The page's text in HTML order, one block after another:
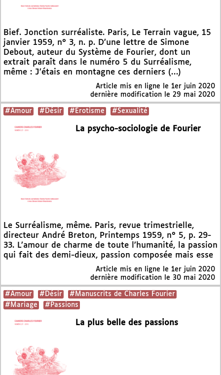
Bief. Jonction surréaliste. Paris, Le Terrain vague, 15
janvier 1959, n° 3, n. p. D’une lettre de Simone
Debout, auteur du Système de Fourier, dont un
extrait paraît dans le numéro 5 du Surréalisme,
même : J’étais en montagne ces derniers (…)
Article mis en ligne le 1er juin 2020
dernière modification le 29 mai 2020
#Amour #Désir #Erotisme #Sexualité
La psycho-sociologie de Fourier
Le Surréalisme, même. Paris, revue trimestrielle,
directeur André Breton, Printemps 1959, n° 5, p. 29-
33. L’amour de charme de toute l’humanité, la passion
qui fait des demi-dieux, passion composée mais esse
Article mis en ligne le 1er juin 2020
dernière modification le 30 mai 2020
#Amour #Désir
#Manuscrits de Charles Fourier
#Mariage
#Passions
La plus belle des passions